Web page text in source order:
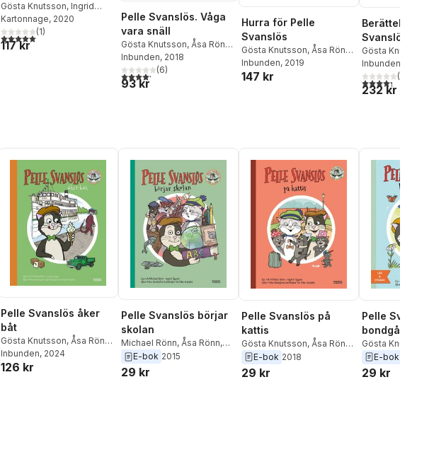
Gösta Knutsson, Ingrid
Flygare
Kartonnage, 2020
5,0utav 5 stjärnor. Totalt antal röster:
(1)
117 kr
Pelle Svanslös. Våga
vara snäll
Gösta Knutsson, Åsa Rönn ,
Michael Rönn
Inbunden, 2018
4,2utav 5 stjärnor. Totalt antal röster:
(6)
93 kr
Hurra för Pelle
Svanslös
Gösta Knutsson, Åsa Rönn ,
Michael Rönn
Inbunden, 2019
147 kr
Berättelser
Svanslös
Gösta Knutsson
Michael Rönn
Inbunden
4,3utav 5(
232 kr
Pelle Svanslös åker
båt
Gösta Knutsson, Åsa Rönn ,
Michael Rönn
Inbunden, 2024
126 kr
Pelle Svanslös börjar
skolan
Michael Rönn, Åsa Rönn,
Gösta Knutsson
E-bok 2015
29 kr
Pelle Svanslös på
kattis
Gösta Knutsson, Åsa Rönn ,
Michael Rönn
E-bok 2018
29 kr
Pelle
bondgården
ljud) : En
antologin
berättelser
Gösta Knutsson
Michael Rönn
E-bok
29 kr